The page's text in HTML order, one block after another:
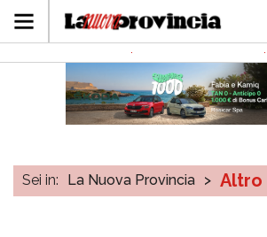
Sei in: La Nuova Provincia > Altro